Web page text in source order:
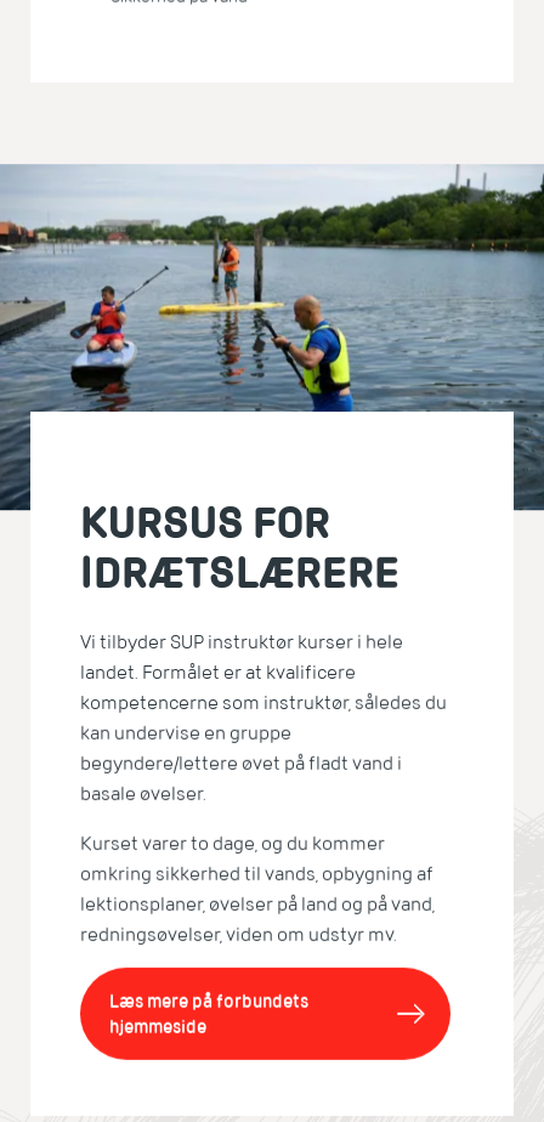
KURSUS FOR
IDRÆTSLÆRERE
Vi tilbyder SUP instruktør kurser i hele
landet. Formålet er at kvalificere
kompetencerne som instruktør, således du
kan undervise en gruppe
begyndere/lettere øvet på fladt vand i
basale øvelser.
Kurset varer to dage, og du kommer
omkring sikkerhed til vands, opbygning af
lektionsplaner, øvelser på land og på vand,
redningsøvelser, viden om udstyr mv.
Læs mere på forbundets
hjemmeside